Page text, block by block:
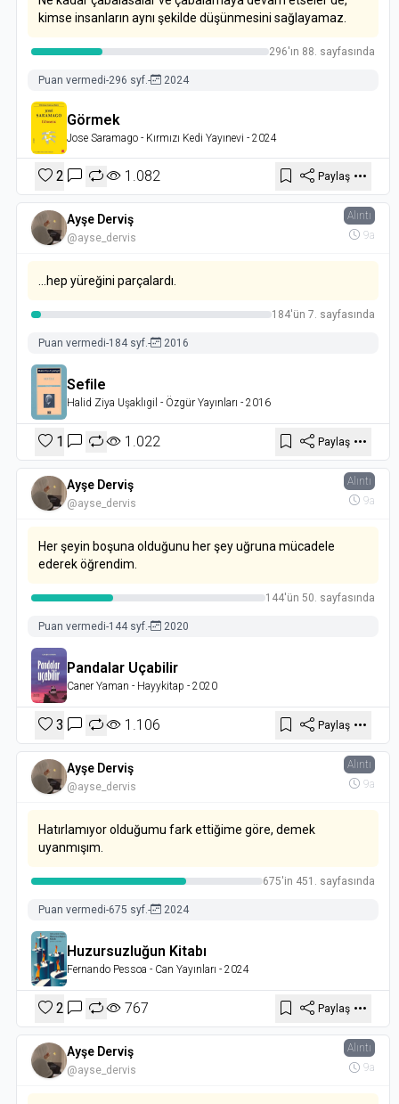
kimse insanların aynı şekilde düşünmesini sağlayamaz.
296'ın 88. sayfasında
Puan vermedi-296 syf.- 2024
Görmek
Jose Saramago - Kırmızı Kedi Yayınevi - 2024
2 1.082 Paylaş
Ayşe Derviş
@ayse_dervis
Alıntı
9a
...hep yüreğini parçalardı.
184'ün 7. sayfasında
Puan vermedi-184 syf.- 2016
Sefile
Halid Ziya Uşaklıgil - Özgür Yayınları - 2016
1 1.022 Paylaş
Ayşe Derviş
@ayse_dervis
Alıntı
9a
Her şeyin boşuna olduğunu her şey uğruna mücadele
ederek öğrendim.
144'ün 50. sayfasında
Puan vermedi-144 syf.- 2020
Pandalar Uçabilir
Caner Yaman - Hayykitap - 2020
3 1.106 Paylaş
Ayşe Derviş
@ayse_dervis
Alıntı
9a
Hatırlamıyor ol­duğumu fark ettiğime göre, demek
uyanmışım.
675'in 451. sayfasında
Puan vermedi-675 syf.- 2024
Huzursuzluğun Kitabı
Fernando Pessoa - Can Yayınları - 2024
2 767 Paylaş
Ayşe Derviş
@ayse_dervis
Alıntı
9a